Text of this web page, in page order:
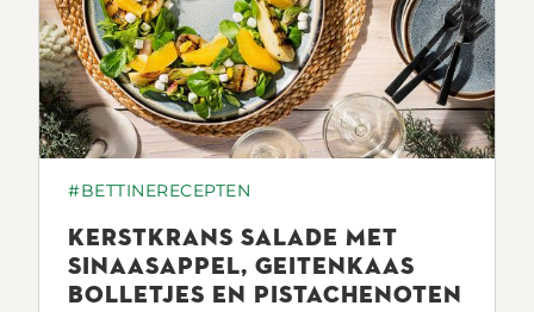
#BETTINERECEPTEN
KERSTKRANS SALADE MET
SINAASAPPEL, GEITENKAAS
BOLLETJES EN PISTACHENOTEN